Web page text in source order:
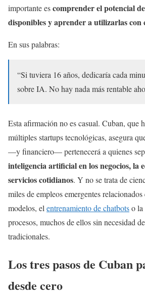
importante escomprender el potencial
disponibles y aprender a utilizarlas
En sus palabras:
“Si tuviera 16 años, dedicaría cada
sobre IA. No hay nada más rentable
Esta afirmación no es casual. Cuban, que
múltiples startups tecnológicas, asegura
—y financiero— pertenecerá a quienes
inteligencia artificial en los negocios, la
servicios cotidianos. Y no se trata de
miles de empleos emergentes
modelos, elentrenamiento de chatbotso la
procesos, muchos de ellos sin necesidad
tradicionales.
Los tres pasos de Cuban
desde cero